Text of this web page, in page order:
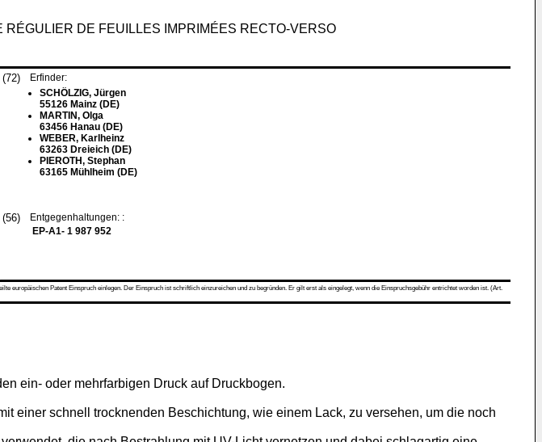
DE FEUILLES IMPRIMÉES RECTO-VERSO
(72)
Erfinder:
SCHÖLZIG, Jürgen
55126 Mainz (DE)
MARTIN, Olga
63456 Hanau (DE)
WEBER, Karlheinz
63263 Dreieich (DE)
PIEROTH, Stephan
63165 Mühlheim (DE)
(56)
Entgegenhaltungen: :
EP-A1- 1 987 952
europäischen Patent Einspruch einlegen. Der Einspruch ist schriftlich einzureichen und zu begründen. Er gilt erst als eingelegt, wenn die Einspruchsgebühr entrichtet worden ist. (Art.
ein- oder mehrfarbigen Druck auf Druckbogen.
einer schnell trocknenden Beschichtung, wie einem Lack, zu versehen, um die noch